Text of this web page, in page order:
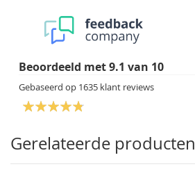
Beoordeeld met9.1 van 10
Gebaseerd op 1635 klant reviews
Gerelateerde producten